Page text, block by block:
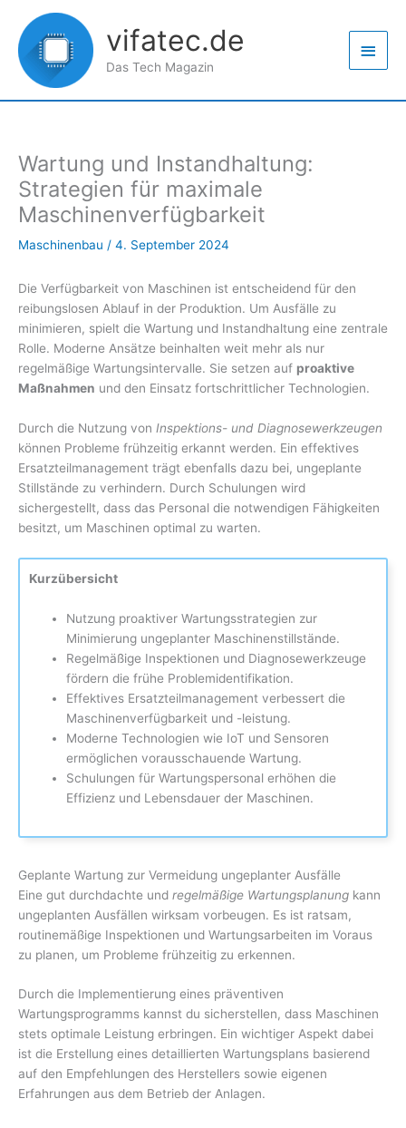
Inhalt
springen
vifatec.de
Das Tech Magazin
Wartung und Instandhaltung:
Strategien für maximale
Maschinenverfügbarkeit
Maschinenbau / 4. September 2024
Die Verfügbarkeit von Maschinen ist entscheidend für den
reibungslosen Ablauf in der Produktion. Um Ausfälle zu
minimieren, spielt die Wartung und Instandhaltung eine zentrale
Rolle. Moderne Ansätze beinhalten weit mehr als nur
regelmäßige Wartungsintervalle. Sie setzen auf proaktive
Maßnahmen und den Einsatz fortschrittlicher Technologien.
Durch die Nutzung von Inspektions- und Diagnosewerkzeugen
können Probleme frühzeitig erkannt werden. Ein effektives
Ersatzteilmanagement trägt ebenfalls dazu bei, ungeplante
Stillstände zu verhindern. Durch Schulungen wird
sichergestellt, dass das Personal die notwendigen Fähigkeiten
besitzt, um Maschinen optimal zu warten.
Kurzübersicht
Nutzung proaktiver Wartungsstrategien zur
Minimierung ungeplanter Maschinenstillstände.
Regelmäßige Inspektionen und Diagnosewerkzeuge
fördern die frühe Problemidentifikation.
Effektives Ersatzteilmanagement verbessert die
Maschinenverfügbarkeit und -leistung.
Moderne Technologien wie IoT und Sensoren
ermöglichen vorausschauende Wartung.
Schulungen für Wartungspersonal erhöhen die
Effizienz und Lebensdauer der Maschinen.
Geplante Wartung zur Vermeidung ungeplanter Ausfälle
Eine gut durchdachte und regelmäßige Wartungsplanung kann
ungeplanten Ausfällen wirksam vorbeugen. Es ist ratsam,
routinemäßige Inspektionen und Wartungsarbeiten im Voraus
zu planen, um Probleme frühzeitig zu erkennen.
Durch die Implementierung eines präventiven
Wartungsprogramms kannst du sicherstellen, dass Maschinen
stets optimale Leistung erbringen. Ein wichtiger Aspekt dabei
ist die Erstellung eines detaillierten Wartungsplans basierend
auf den Empfehlungen des Herstellers sowie eigenen
Erfahrungen aus dem Betrieb der Anlagen.